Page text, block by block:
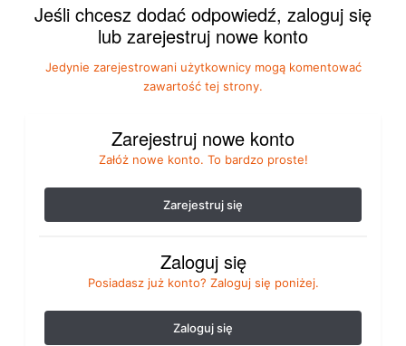
Jeśli chcesz dodać odpowiedź, zaloguj się
lub zarejestruj nowe konto
Jedynie zarejestrowani użytkownicy mogą komentować
zawartość tej strony.
Zarejestruj nowe konto
Załóż nowe konto. To bardzo proste!
Zarejestruj się
Zaloguj się
Posiadasz już konto? Zaloguj się poniżej.
Zaloguj się